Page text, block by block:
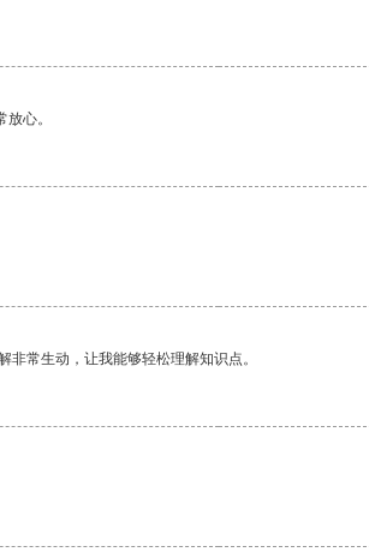
心。
常生动，让我能够轻松理解知识点。